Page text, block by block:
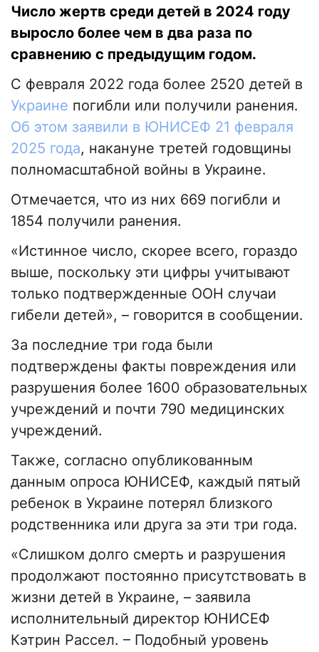
Число жертв среди детей в 2024 году
выросло более чем в два раза по
сравнению с предыдущим годом.
С февраля 2022 года более 2520 детей в
Украине погибли или получили ранения.
Об этом заявили в ЮНИСЕФ 21 февраля
2025 года, накануне третей годовщины
полномасштабной войны в Украине.
Отмечается, что из них 669 погибли и
1854 получили ранения.
«Истинное число, скорее всего, гораздо
выше, поскольку эти цифры учитывают
только подтвержденные ООН случаи
гибели детей», – говорится в сообщении.
За последние три года были
подтверждены факты повреждения или
разрушения более 1600 образовательных
учреждений и почти 790 медицинских
учреждений.
Также, согласно опубликованным
данным опроса ЮНИСЕФ, каждый пятый
ребенок в Украине потерял близкого
родственника или друга за эти три года.
«Слишком долго смерть и разрушения
продолжают постоянно присутствовать в
жизни детей в Украине, – заявила
исполнительный директор ЮНИСЕФ
Кэтрин Рассел. – Подобный уровень